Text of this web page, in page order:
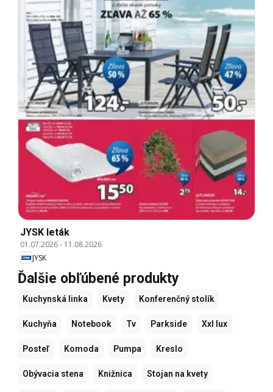
JYSK leták
01.07.2026- 11.08.2026
JYSK
Ďalšie obľúbené produkty
Kuchynská linka Kvety Konferenčný stolík
Kuchyňa Notebook Tv Parkside Xxl lux
Posteľ Komoda Pumpa Kreslo
Obývacia stena Knižnica Stojan na kvety